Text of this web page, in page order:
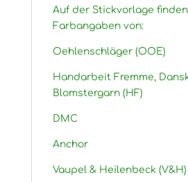
Auf der Stickvorlage
Farbangaben von:
Oehlenschläger (OOE)
Handarbeit Fremme,
Blomstergarn (HF)
DMC
Anchor
Vaupel & Heilenbeck (V&H)